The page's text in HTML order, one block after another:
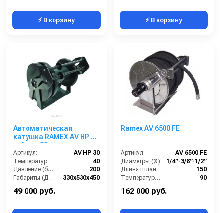
⚡ В корзину ⚡ В корзину
Автоматическая
катушка RAMEX AV HP 30
гибрид 30м
Артикул:
AV HP 30
Температура (°C):
40
Давление (бар):
200
Габариты (ДхШхВ):
330x530x450
49 000 руб.
Ramex AV 6500 FE
Артикул:
AV 6500 FE
Диаметры (Ø):
1/4”-3/8”-1/2”
Длина шланга ВД (м):
150
Температура (°C):
90
162 000 руб.